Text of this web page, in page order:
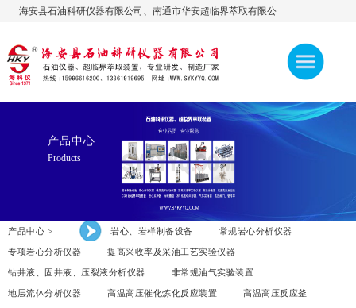
海安县石油科研仪器有限公司、南通市华安超临界萃取有限公
13861919695、15996616200、13906276600
产品中心
Products
产品中心 > 岩心、岩样制备设备 常规岩心分析仪器
专项岩心分析仪器 提高采收率及采油工艺实验仪器
钻井液、固井液、压裂液分析仪器 非常规油气实验装置
地层流体分析仪器 高温高压催化炼化反应装置 高温高压反应釜